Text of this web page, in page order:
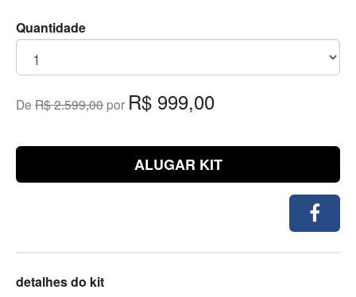
Quantidade
De R$ 2.599,00 por R$ 999,00
ALUGAR KIT
detalhes do kit